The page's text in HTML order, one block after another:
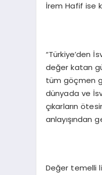
İrem Hafif ise
“Türkiye’den
değer katan
tüm göçmen
dünyada ve
çıkarların
anlayışından
Değer temelli